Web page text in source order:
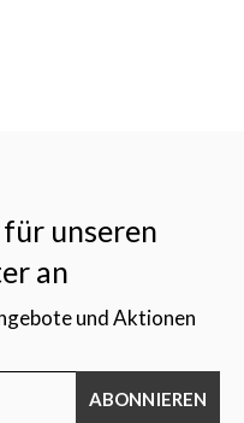
unseren
an
und Aktionen
ABONNIEREN